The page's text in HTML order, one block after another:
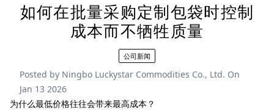
如何在批量采购定制包袋时控制
成本而不牺牲质量
公司新闻
Posted by Ningbo Luckystar Commodities Co., Ltd. On
Jan 13 2026
为什么最低价格往往会带来最高成本？